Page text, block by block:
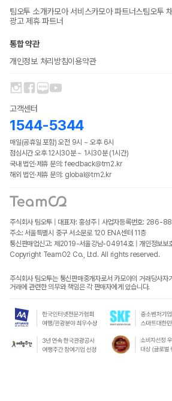
팀오투 소개카모아 서비스카모아 파트너스팀오투
광고 제휴 파트너
통합 약관
개인정보 처리방침이용약관
고객센터
1544-5344
매일(공휴일 포함) 오전 9시 ~ 오후 6시
점심시간 오후 12시30분 ~ 1시30분 (1시간)
국내 법인·제휴 문의: feedback@tm2.kr
해외 법인·제휴 문의: global@tm2.kr
주식회사 팀오투 | 대표자: 홍성주 | 사업자등록번호:
주소: 서울특별시 중구 서소문로 120 ENA센터 11층
통신판매업신고: 제2019-서울강남-04914호 | 개인정보보
Copyright TeamO2 Co., Ltd. All rights reserved.
주식회사 팀오투는 통신판매중개자로서 카모아의 거래당사자
거래에 관련한 의무와 책임은 각 판매자에게 있습니다.